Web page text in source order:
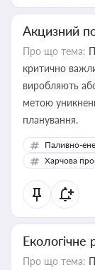
Акцизний
Про що тема:
критично
виробляють
метою
планування.
Паливно-
Харчова
Екологічне
Про що тема: